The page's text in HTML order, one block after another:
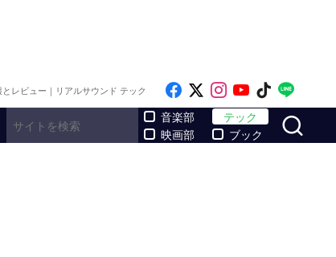
レビュー｜リアルサウンド テック Like on Facebook
Follow on x
Follow on
Follow on
Follow
音楽部
映画部
テック
ブック